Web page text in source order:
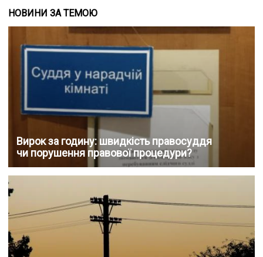
НОВИНИ ЗА ТЕМОЮ
Вирок за годину: швидкість правосуддя
чи порушення правової процедури?